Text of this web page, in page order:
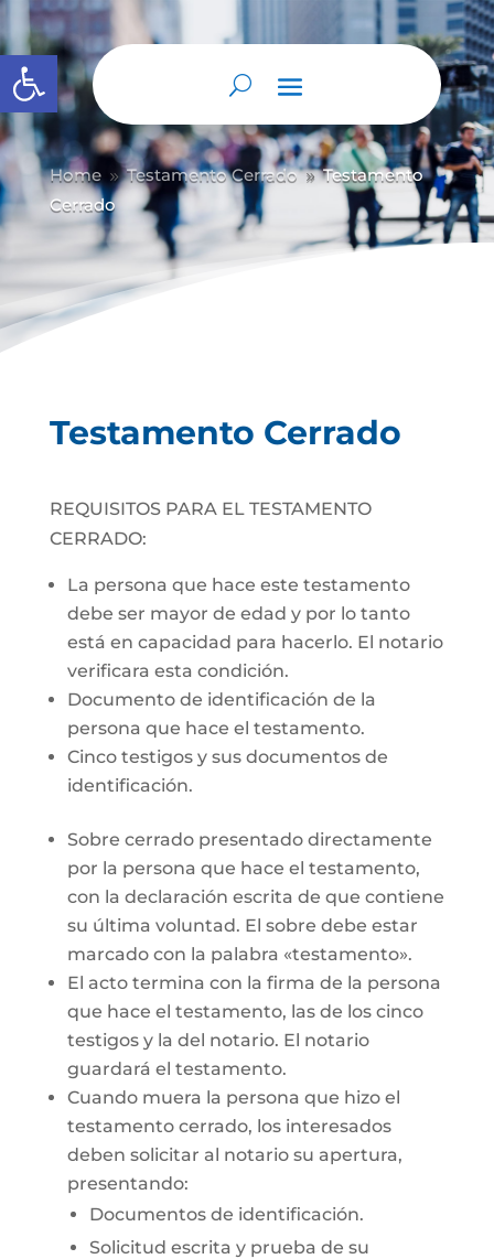
Abrir barra de herramientas
Home 9 Testamento Cerrado 9 Testamento
Cerrado
Testamento Cerrado
REQUISITOS PARA EL TESTAMENTO
CERRADO:
La persona que hace este testamento
debe ser mayor de edad y por lo tanto
está en capacidad para hacerlo. El notario
verificara esta condición.
Documento de identificación de la
persona que hace el testamento.
Cinco testigos y sus documentos de
identificación.
Sobre cerrado presentado directamente
por la persona que hace el testamento,
con la declaración escrita de que contiene
su última voluntad. El sobre debe estar
marcado con la palabra «testamento».
El acto termina con la firma de la persona
que hace el testamento, las de los cinco
testigos y la del notario. El notario
guardará el testamento.
Cuando muera la persona que hizo el
testamento cerrado, los interesados
deben solicitar al notario su apertura,
presentando:
Documentos de identificación.
Solicitud escrita y prueba de su